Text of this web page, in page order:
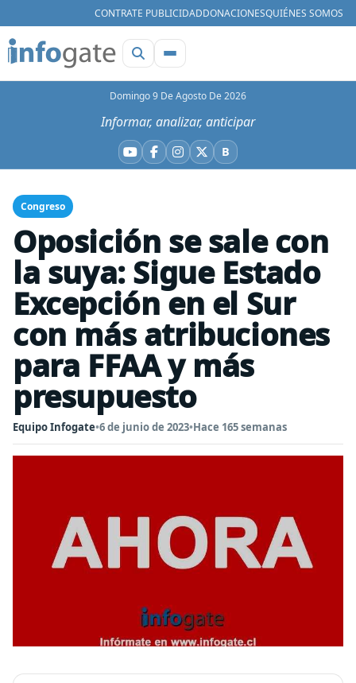
CONTRATE PUBLICIDADDONACIONESQUIÉNES SOMOS
Domingo 9 De Agosto De 2026
Informar, analizar, anticipar
YouTube
Facebook
Instagram
X BBluesky
Congreso
Oposición se sale con
la suya: Sigue Estado
Excepción en el Sur
con más atribuciones
para FFAA y más
presupuesto
Equipo Infogate•6 de junio de 2023•Hace 165 semanas